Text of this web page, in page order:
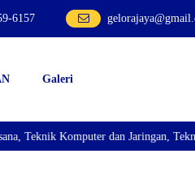
6157
Galeri
dan Jaringan, Teknik Bisnis